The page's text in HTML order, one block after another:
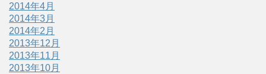
2014年4月
2014年3月
2014年2月
2013年12月
2013年11月
2013年10月